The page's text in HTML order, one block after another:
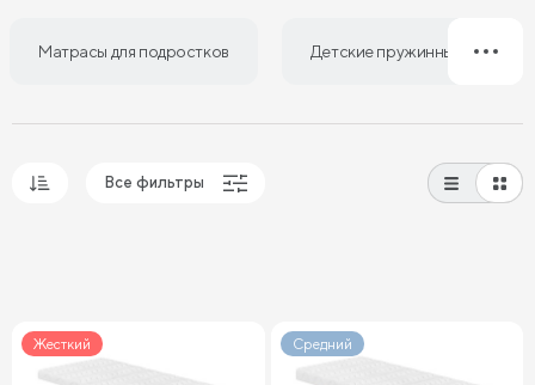
Матрасы для подростков Детские пружинные матрасы
Все фильтры
Жесткий Средний